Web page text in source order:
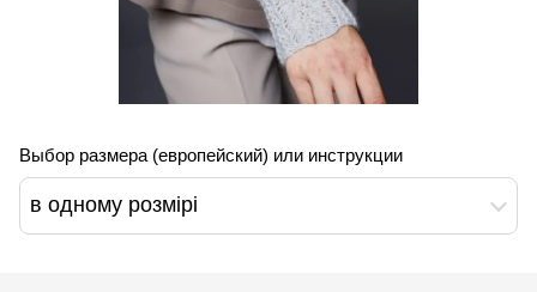
Выбор размера (европейский) или инструкции
в одному розмірі